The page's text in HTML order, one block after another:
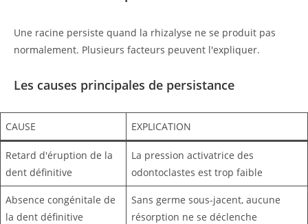
Une racine persiste quand la rhizalyse ne se produit pas
normalement. Plusieurs facteurs peuvent l'expliquer.
Les causes principales de persistance
CAUSE EXPLICATION
Retard d'éruption de la
dent définitive
La pression activatrice des
odontoclastes est trop faible
Absence congénitale de
la dent définitive
Sans germe sous-jacent, aucune
résorption ne se déclenche